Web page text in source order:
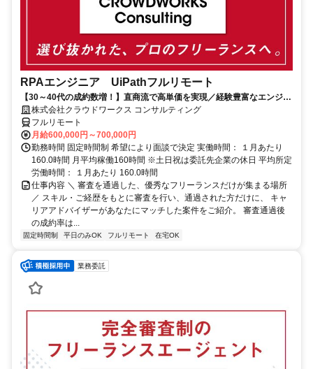
RPAエンジニア UiPathフルリモート
【30～40代の成約数増！】直商流で高単価を実現／経験豊富なエンジニ
アのスキルに合致した案件を多数保有
株式会社クラウドワークス コンサルティング
フルリモート
月給600,000円～700,000円
勤務時間 固定時間制 希望により面談で決定 実働時間： １月あたり
160.0時間 月平均稼働160時間 ※土日祝は委託先企業の休日 平均所定
労働時間： １月あたり 160.0時間
仕事内容 ＼ 審査を通過した、優秀なフリーランスだけが集まる場所
／ スキル・ご経歴をもとに審査を行い、通過された方だけに、 キャ
リアアドバイザーがあなたにマッチした案件をご紹介。 審査通過後
の成約率は...
固定時間制 平日のみOK フルリモート 在宅OK
業務委託